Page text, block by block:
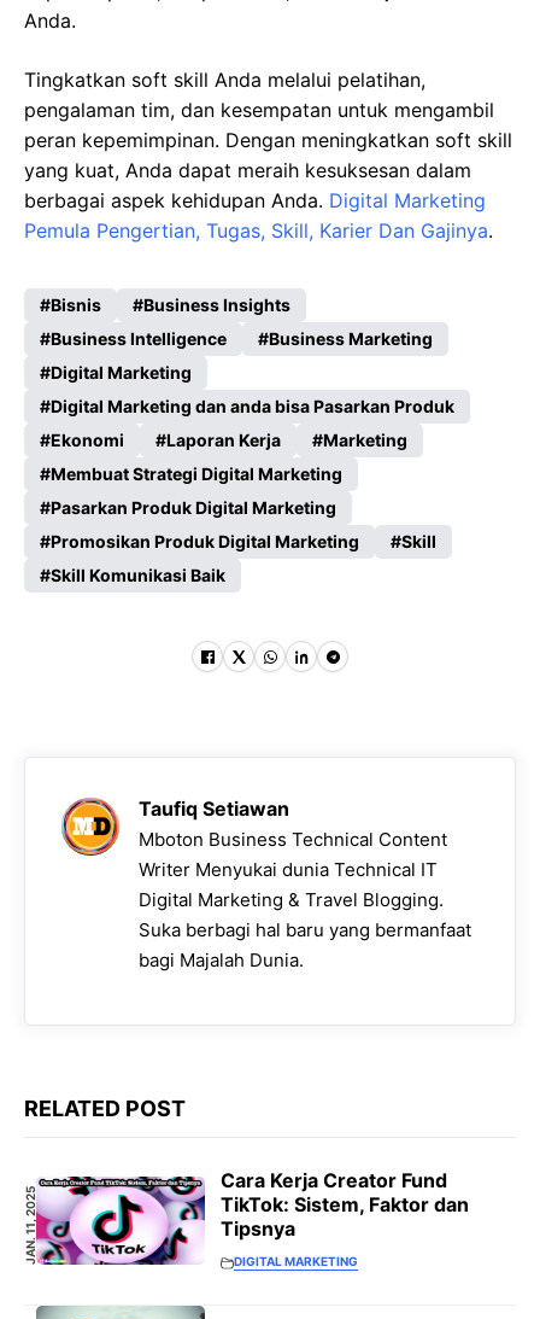
Anda.
Tingkatkan soft skill Anda melalui pelatihan,
pengalaman tim, dan kesempatan untuk mengambil
peran kepemimpinan. Dengan meningkatkan soft skill
yang kuat, Anda dapat meraih kesuksesan dalam
berbagai aspek kehidupan Anda. Digital Marketing
Pemula Pengertian, Tugas, Skill, Karier Dan Gajinya.
Bisnis
Business Insights
Business Intelligence
Business Marketing
Digital Marketing
Digital Marketing dan anda bisa Pasarkan Produk
Ekonomi
Laporan Kerja
Marketing
Membuat Strategi Digital Marketing
Pasarkan Produk Digital Marketing
Promosikan Produk Digital Marketing
Skill
Skill Komunikasi Baik
Taufiq Setiawan
Mboton Business Technical Content
Writer Menyukai dunia Technical IT
Digital Marketing & Travel Blogging.
Suka berbagi hal baru yang bermanfaat
bagi Majalah Dunia.
RELATED POST
JAN. 11, 2025
Cara Kerja Creator Fund
TikTok: Sistem, Faktor dan
Tipsnya
DIGITAL MARKETING